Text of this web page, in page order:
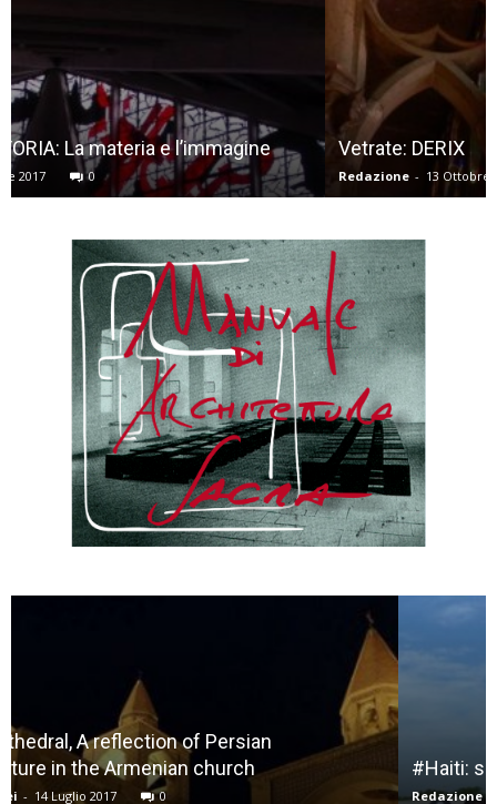
Vetrate: DERIX
Redazione - 13 Ottobre 2017 0
#Haiti: scuola permanente dell’abitare
Redazione - 10 Giugno 2016